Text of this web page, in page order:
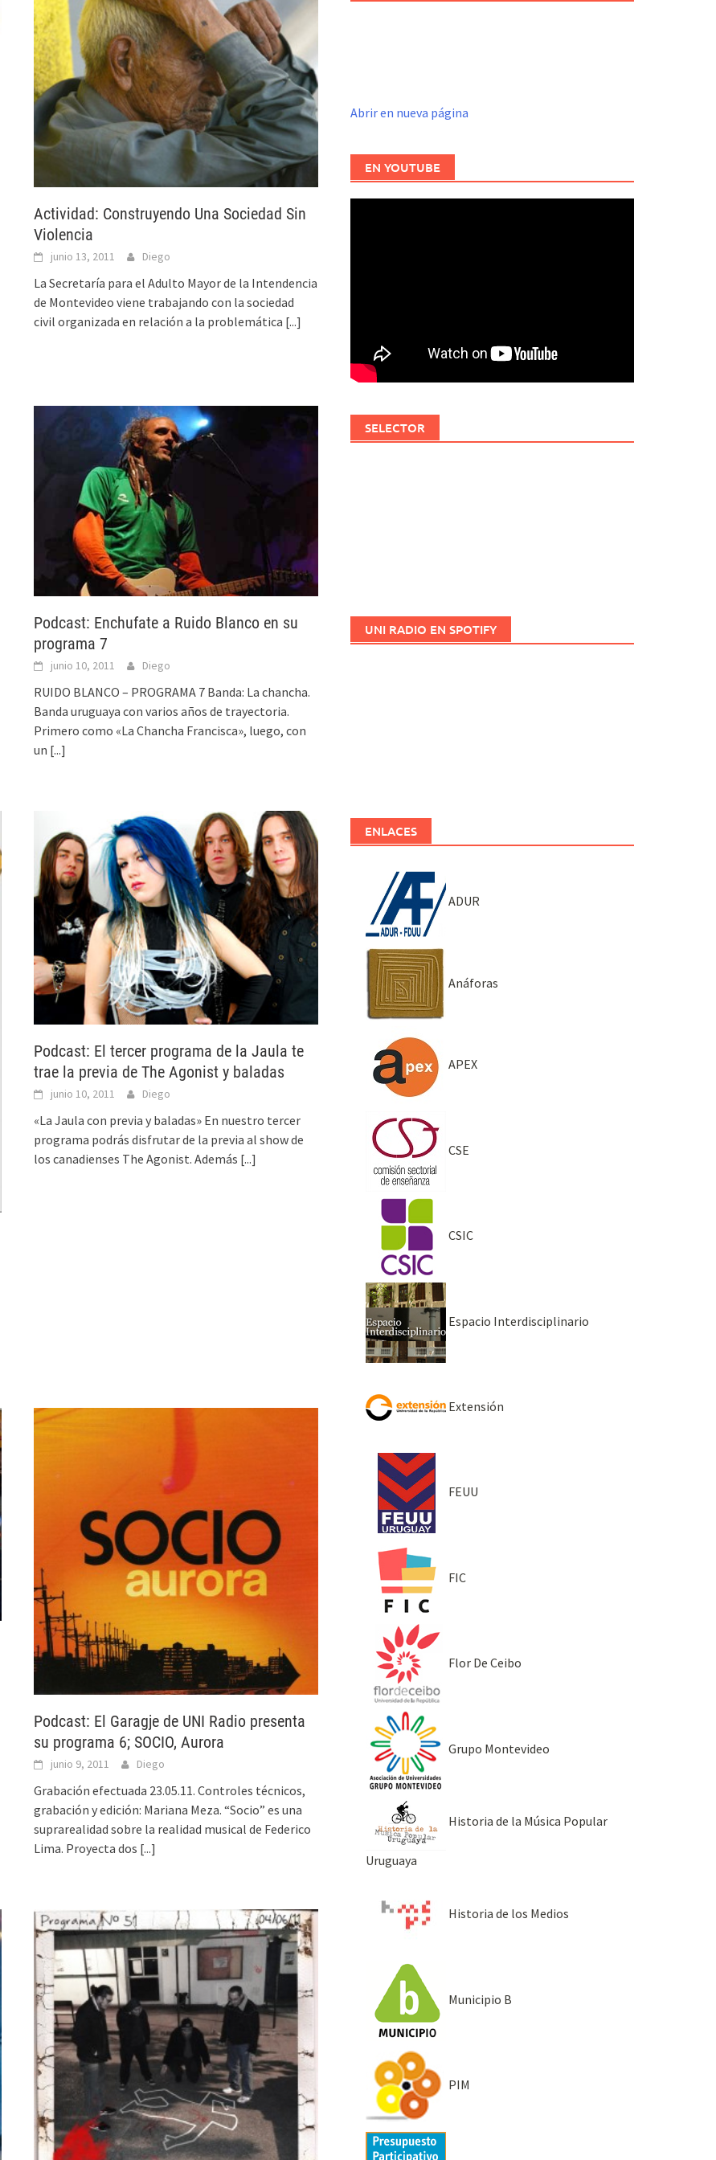
Actividad: Construyendo Una Sociedad Sin
Violencia
junio 13, 2011 Diego
La Secretaría para el Adulto Mayor de la Intendencia
de Montevideo viene trabajando con la sociedad
civil organizada en relación a la problemática [...]
Podcast: Enchufate a Ruido Blanco en su
programa 7
junio 10, 2011 Diego
RUIDO BLANCO – PROGRAMA 7 Banda: La chancha.
Banda uruguaya con varios años de trayectoria.
Primero como «La Chancha Francisca», luego, con
un [...]
Podcast: El tercer programa de la Jaula te
trae la previa de The Agonist y baladas
junio 10, 2011 Diego
«La Jaula con previa y baladas» En nuestro tercer
programa podrás disfrutar de la previa al show de
los canadienses The Agonist. Además [...]
Podcast: El Garagje de UNI Radio presenta
su programa 6; SOCIO, Aurora
junio 9, 2011 Diego
Grabación efectuada 23.05.11. Controles técnicos,
grabación y edición: Mariana Meza. “Socio” es una
suprarealidad sobre la realidad musical de Federico
Lima. Proyecta dos [...]
Abrir en nueva página
EN YOUTUBE
SELECTOR
UNI RADIO EN SPOTIFY
ENLACES
ADUR
Anáforas
APEX
CSE
CSIC
Espacio Interdisciplinario
Extensión
FEUU
FIC
Flor De Ceibo
Grupo Montevideo
Historia de la Música Popular
Uruguaya
Historia de los Medios
Municipio B
PIM